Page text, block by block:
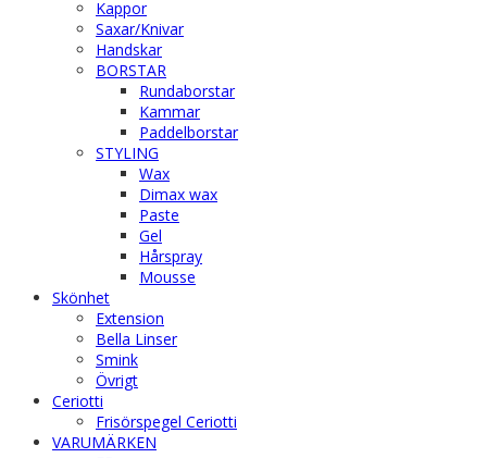
Kappor
Saxar/Knivar
Handskar
BORSTAR
Rundaborstar
Kammar
Paddelborstar
STYLING
Wax
Dimax wax
Paste
Gel
Hårspray
Mousse
Skönhet
Extension
Bella Linser
Smink
Övrigt
Ceriotti
Frisörspegel Ceriotti
VARUMÄRKEN